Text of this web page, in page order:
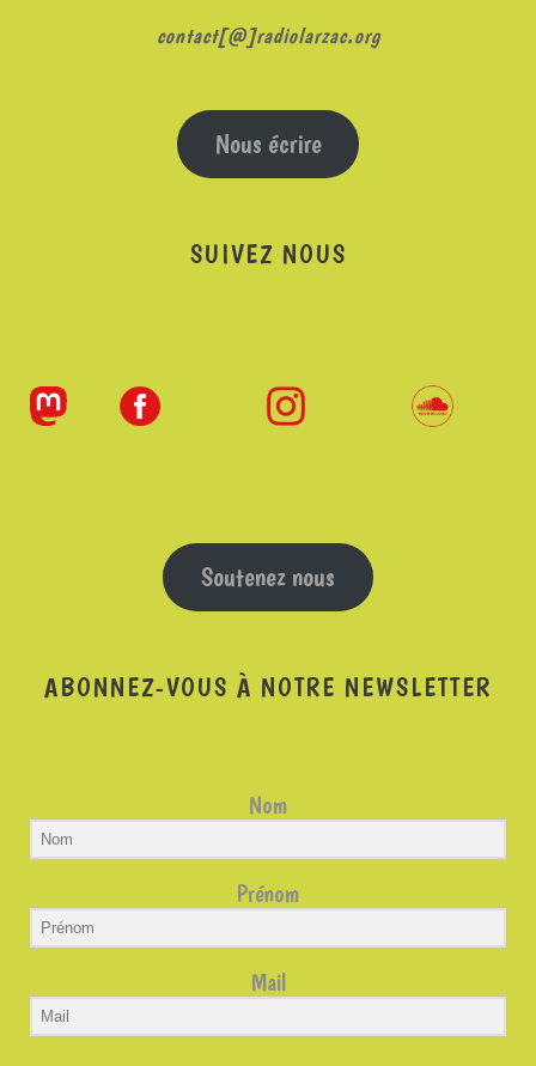
contact[@]radiolarzac.org
Nous écrire
SUIVEZ NOUS
Soutenez nous
ABONNEZ-VOUS À NOTRE NEWSLETTER
Nom
Prénom
Mail